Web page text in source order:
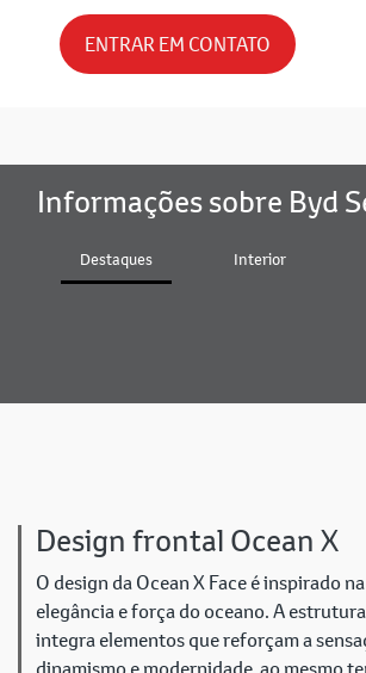
ENTRAR EM CONTATO
Informações sobre Byd
Destaques Interior
Design frontal Ocean X
O design da Ocean X Face é inspirado
elegância e força do oceano. A
integra elementos que reforçam a
dinamismo e modernidade, ao mesmo